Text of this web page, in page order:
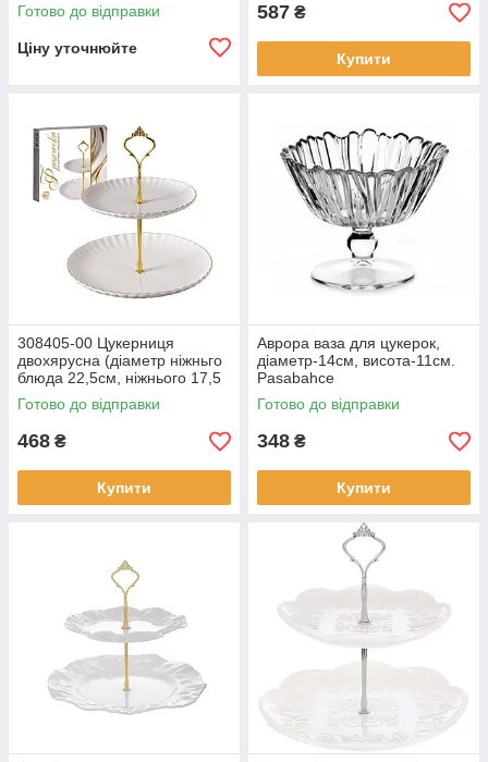
Готово до відправки
Ціну уточнюйте
587 ₴
Купити
308405-00 Цукерниця
двохярусна (діаметр ніжньго
блюда 22,5см, ніжнього 17,5
см) Франческа
Готово до відправки
468 ₴
Купити
Аврора ваза для цукерок,
діаметр-14см, висота-11см.
Pasabahce
Готово до відправки
348 ₴
Купити